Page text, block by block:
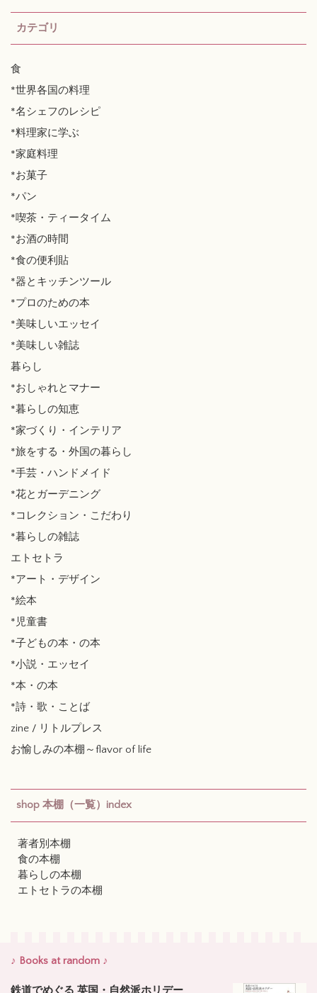
カテゴリ
食
*世界各国の料理
*名シェフのレシピ
*料理家に学ぶ
*家庭料理
*お菓子
*パン
*喫茶・ティータイム
*お酒の時間
*食の便利貼
*器とキッチンツール
*プロのための本
*美味しいエッセイ
*美味しい雑誌
暮らし
*おしゃれとマナー
*暮らしの知恵
*家づくり・インテリア
*旅をする・外国の暮らし
*手芸・ハンドメイド
*花とガーデニング
*コレクション・こだわり
*暮らしの雑誌
エトセトラ
*アート・デザイン
*絵本
*児童書
*子どもの本・の本
*小説・エッセイ
*本・の本
*詩・歌・ことば
zine / リトルプレス
お愉しみの本棚～flavor of life
shop 本棚（一覧）index
著者別本棚
食の本棚
暮らしの本棚
エトセトラの本棚
♪ Books at random ♪
鉄道でめぐる 英国・自然派ホリデー